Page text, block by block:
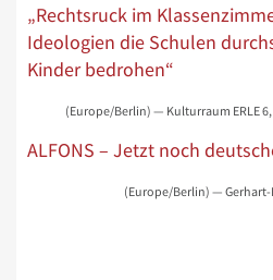
„Rechtsruck im
Ideologien die Schulen
Kinder bedrohen“
(Europe/Berlin) — Kulturraum ERLE
ALFONS – Jetzt noch
(Europe/Berlin) —